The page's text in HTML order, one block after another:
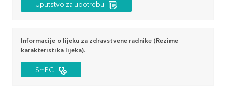
Uputstvo za upotrebu
Informacije o lijeku za zdravstvene radnike (Rezime
karakteristika lijeka).
SmPC